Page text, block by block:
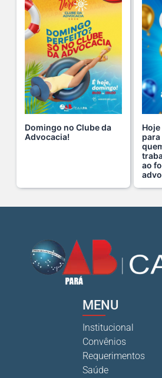
18 De Julho De 2026
A saúde da mulher merece
17 De Julho De 2026
Na manhã de ontem, 14/07, o
15 De Julho De 2026
Cuidar da mente também é
O domingo perfeito tem
O verão chegou, e o Clube da
10 De Julho De 2026
Ganhar tempo, automatizar
Neste sábado, dia 04 de julho, o
3 De Julho De 2026
Domingo no Clube da
Advocacia!
ao
MENU
Institucional
Convênios
Requerimentos
Saúde